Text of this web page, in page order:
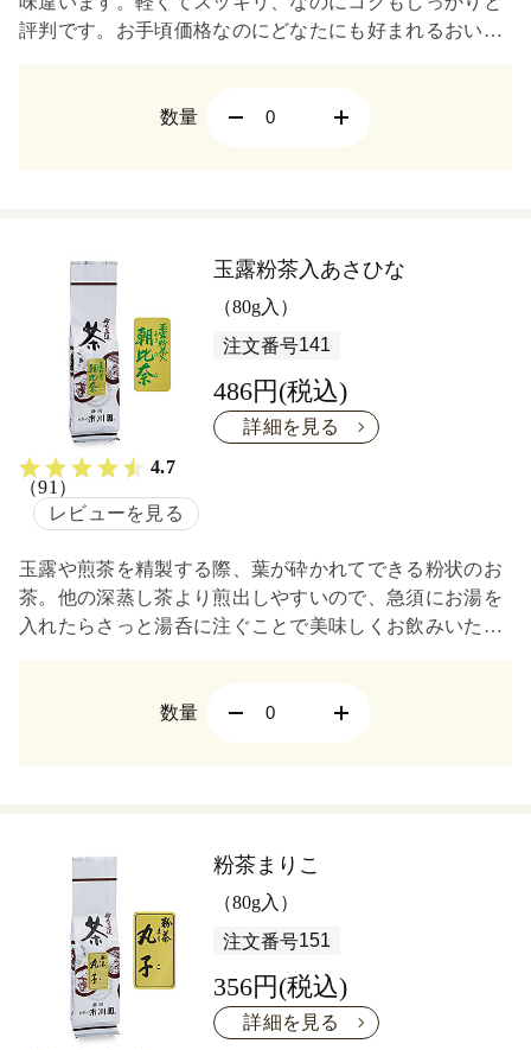
評判です。お手頃価格なのにどなたにも好まれるおいし
数量
4.7
（91）
レビューを見る
玉露粉茶入あさひな
（80g入）
注文番号141
486円(税込)
詳細を見る
玉露や煎茶を精製する際、葉が砕かれてできる粉状のお
茶。他の深蒸し茶より煎出しやすいので、急須にお湯を
入れたらさっと湯呑に注ぐことで美味しくお飲みいただ
数量
粉茶まりこ
（80g入）
注文番号151
356円(税込)
詳細を見る